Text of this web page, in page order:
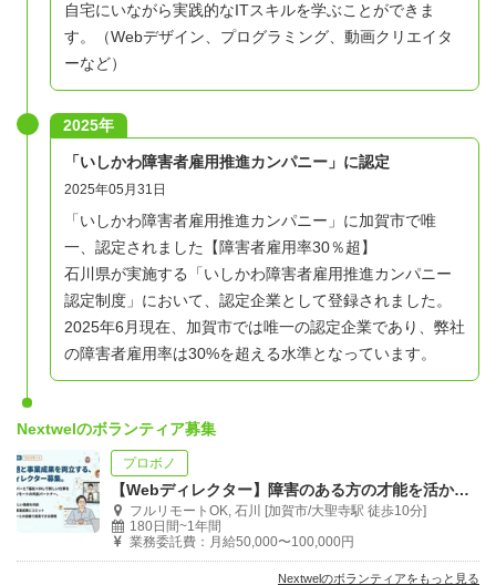
自宅にいながら実践的なITスキルを学ぶことができま
す。（Webデザイン、プログラミング、動画クリエイタ
ーなど）
2025年
「いしかわ障害者雇用推進カンパニー」に認定
2025年05月31日
「いしかわ障害者雇用推進カンパニー」に加賀市で唯
一、認定されました【障害者雇用率30％超】
石川県が実施する「いしかわ障害者雇用推進カンパニー
認定制度」において、認定企業として登録されました。
2025年6月現在、加賀市では唯一の認定企業であり、弊社
の障害者雇用率は30%を超える水準となっています。
Nextwelのボランティア募集
プロボノ
【Webディレクター】障害のある方の才能を活かすメンバー募集｜フルリモート
フルリモートOK, 石川 [加賀市/大聖寺駅 徒歩10分]
180日間~1年間
業務委託費：月給50,000〜100,000円
Nextwelのボランティアをもっと見る